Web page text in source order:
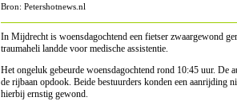
Bron: Petershotnews.nl
In Mijdrecht is woensdagochtend een fietser zwaargewond
traumaheli landde voor medische assistentie.
Het ongeluk gebeurde woensdagochtend rond 10:45 uur. De
de rijbaan opdook. Beide bestuurders konden een aanrijding
hierbij ernstig gewond.